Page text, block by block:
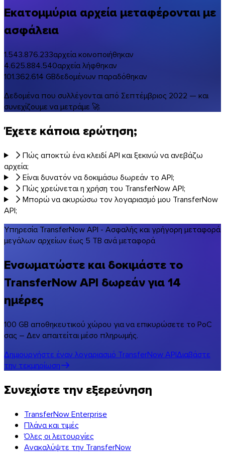
Εκατομμύρια αρχεία μεταφέρονται με
ασφάλεια
1.543.876.233αρχεία κοινοποιήθηκαν
4.625.884.540αρχεία λήφθηκαν
101.362.614 GBδεδομένων παραδόθηκαν
Δεδομένα που συλλέγονται από Σεπτέμβριος 2022 — και
συνεχίζουμε να μετράμε 🚀
Έχετε κάποια ερώτηση;
Πώς αποκτώ ένα κλειδί API και ξεκινώ να ανεβάζω
αρχεία;
Είναι δυνατόν να δοκιμάσω δωρεάν το API;
Πώς χρεώνεται η χρήση του TransferNow API;
Μπορώ να ακυρώσω τον λογαριασμό μου TransferNow
API;
Υπηρεσία TransferNow API - Ασφαλής και γρήγορη μεταφορά
μεγάλων αρχείων έως 5 TB ανά μεταφορά
Ενσωματώστε και δοκιμάστε το
TransferNow API δωρεάν για 14
ημέρες
100 GB αποθηκευτικού χώρου για να επικυρώσετε το PoC
σας – Δεν απαιτείται μέσο πληρωμής.
Δημιουργήστε έναν λογαριασμό TransferNow APIΔιαβάστε
την τεκμηρίωση
Συνεχίστε την εξερεύνηση
TransferNow Enterprise
Πλάνα και τιμές
Όλες οι λειτουργίες
Ανακαλύψτε την TransferNow